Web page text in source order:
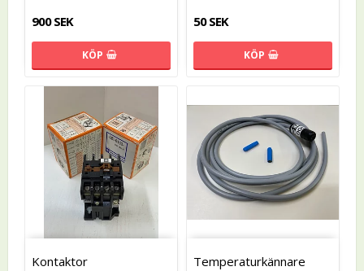
900 SEK
KÖP
50 SEK
KÖP
Kontaktor
Temperaturkännare